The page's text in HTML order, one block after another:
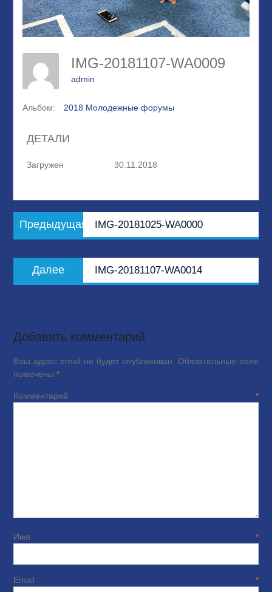
IMG-20181107-WA0009
admin
Альбом: 2018 Молодежные форумы
ДЕТАЛИ
Загружен 30.11.2018
Навигация
по
Предыдущая
запись:
IMG-20181025-WA0000
Далее
запись:
IMG-20181107-WA0014
Добавить комментарий
Ваш адрес email не будет опубликован. Обязательные поля
помечены *
Комментарий*
Имя*
Email*